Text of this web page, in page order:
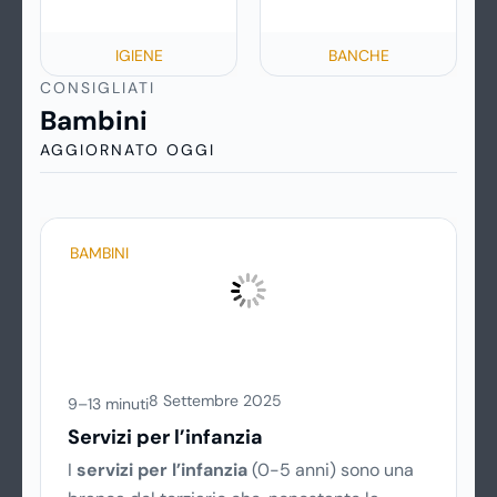
IGIENE
BANCHE
CONSIGLIATI
Bambini
AGGIORNATO OGGI
BAMBINI
9–13 minuti8 Settembre 2025
Servizi per l’infanzia
I servizi per l’infanzia(0-5 anni) sono una